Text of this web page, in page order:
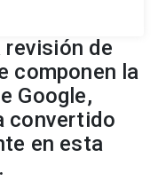
revisión de
componen la
Google,
convertido
en esta